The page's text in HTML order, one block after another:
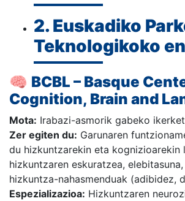
2. Euskadiko
Teknologikoko
🧠 BCBL – Basque
Cognition, Brain and
Mota: Irabazi-asmorik gabeko
Zer egiten du: Garunaren
du hizkuntzarekin eta kognizioarekin
hizkuntzaren eskuratzea,
hizkuntza-nahasmenduak (adibidez,
Espezializazioa: Hizkuntzaren